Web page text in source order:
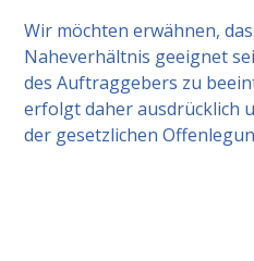
Wir möchten erwähnen,
Naheverhältnis geeignet
des Auftraggebers zu
erfolgt daher ausdrücklich
der gesetzlichen